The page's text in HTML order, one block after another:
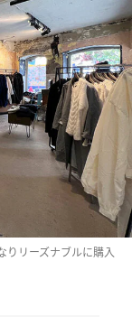
りリーズナブルに購入